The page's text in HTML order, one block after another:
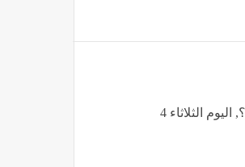
(فيديو وصور)
استثمارات عالمية وعقود سعودية.. كيف بنى رونالدو وجورجينا ثروة 1.4 مليار دولار؟, اليوم الثلاثاء 4